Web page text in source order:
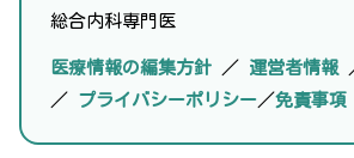
総合内科専門医
医療情報の編集方針 ／ 運営者情報
／ プライバシーポリシー／免責事項